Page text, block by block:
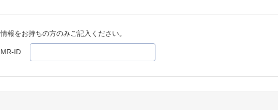
情報をお持ちの方のみご記入ください。
MR-ID